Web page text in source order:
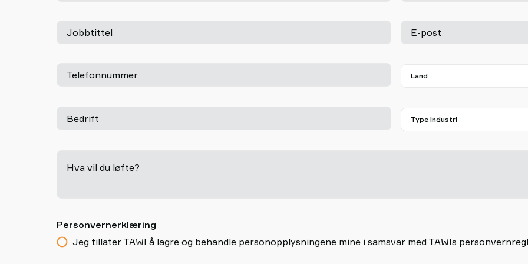
Jobbtittel E-post
Telefonnummer
Bedrift
Hva vil du løfte?
Personvernerklæring
Jeg tillater TAWI å lagre og behandle personopplysningene mine i samsvar med TAWIs